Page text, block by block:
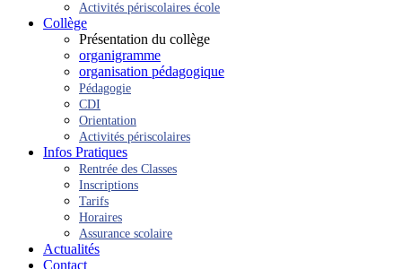
Activités périscolaires école
Collège
Présentation du collège
organigramme
organisation pédagogique
Pédagogie
CDI
Orientation
Activités périscolaires
Infos Pratiques
Rentrée des Classes
Inscriptions
Tarifs
Horaires
Assurance scolaire
Actualités
Contact